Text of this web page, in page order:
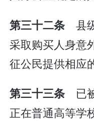
第三十二条 县
采取购买人身意
征公民提供相应
第三十三条 已
正在普通高等学